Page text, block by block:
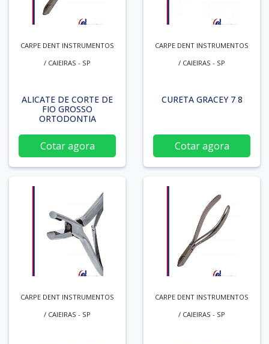
CARPE DENT INSTRUMENTOS
/ CAIEIRAS - SP
ALICATE DE CORTE DE
FIO GROSSO
ORTODONTIA
Cotar agora
CARPE DENT INSTRUMENTOS
/ CAIEIRAS - SP
CURETA GRACEY 7 8
Cotar agora
CARPE DENT INSTRUMENTOS
/ CAIEIRAS - SP
CARPE DENT INSTRUMENTOS
/ CAIEIRAS - SP